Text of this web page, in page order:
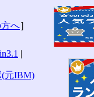
へ］
|
元IBM)